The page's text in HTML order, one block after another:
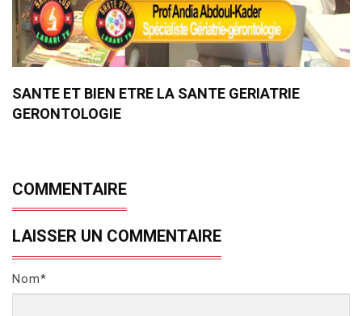
SANTE ET BIEN ETRE LA SANTE GERIATRIE
GERONTOLOGIE
COMMENTAIRE
LAISSER UN COMMENTAIRE
Nom*